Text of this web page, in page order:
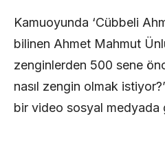
Kamuoyunda ‘Cübbeli
bilinen Ahmet Mahmut
zenginlerden 500 sene
nasıl zengin olmak
bir video sosyal medyada